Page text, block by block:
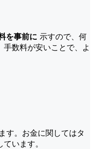
を事前に 示すので、何
数料が安いことで、よ
す。お金に関してはタ
います。